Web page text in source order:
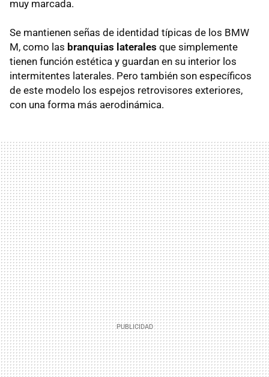
muy marcada.
Se mantienen señas de identidad típicas de los BMW
M, como las branquias laterales que simplemente
tienen función estética y guardan en su interior los
intermitentes laterales. Pero también son específicos
de este modelo los espejos retrovisores exteriores,
con una forma más aerodinámica.